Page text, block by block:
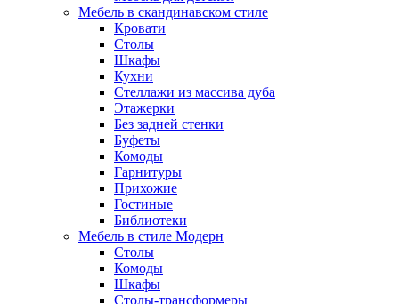
Мебель в скандинавском стиле
Кровати
Столы
Шкафы
Кухни
Стеллажи из массива дуба
Этажерки
Без задней стенки
Буфеты
Комоды
Гарнитуры
Прихожие
Гостиные
Библиотеки
Мебель в стиле Модерн
Столы
Комоды
Шкафы
Столы-трансформеры